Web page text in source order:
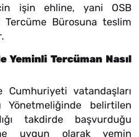
işin ehline, yani OSB
Tercüme Bürosuna teslim
Yeminli Tercüman Nasıl
vatandaşları
Yönetmeliğinde belirtilen
takdirde başvurduğu
uygun olarak yemin